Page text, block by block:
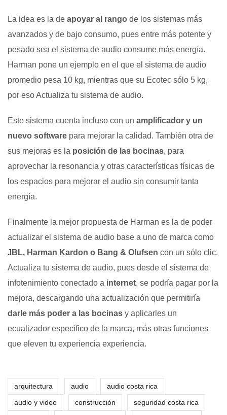
La idea es la de apoyar al rango de los sistemas más
avanzados y de bajo consumo, pues entre más potente y
pesado sea el sistema de audio consume más energía.
Harman pone un ejemplo en el que el sistema de audio
promedio pesa 10 kg, mientras que su Ecotec sólo 5 kg,
por eso Actualiza tu sistema de audio.
Este sistema cuenta incluso con un amplificador y un
nuevo software para mejorar la calidad. También otra de
sus mejoras es la posición de las bocinas, para
aprovechar la resonancia y otras características físicas de
los espacios para mejorar el audio sin consumir tanta
energía.
Finalmente la mejor propuesta de Harman es la de poder
actualizar el sistema de audio base a uno de marca como
J BL, Harman Kardon o Bang & Olufsen con un sólo clic.
Actualiza tu sistema de audio, pues desde el sistema de
infotenimiento conectado a internet, se podría pagar por la
mejora, descargando una actualización que permitiría
darle más poder a las bocinas y aplicarles un
ecualizador específico de la marca, más otras funciones
que eleven tu experiencia experiencia.
arquitectura audio
audio costa rica
audio y video
construcción
seguridad costa rica